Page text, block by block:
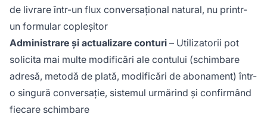
de livrare într-un flux conversațional natural, nu printr-
un formular copleșitor
Administrare și actualizare conturi – Utilizatorii pot
solicita mai multe modificări ale contului (schimbare
adresă, metodă de plată, modificări de abonament) într-
o singură conversație, sistemul urmărind și confirmând
fiecare schimbare